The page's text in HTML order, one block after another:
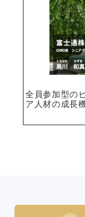
全員参加型の
ア人材の成長